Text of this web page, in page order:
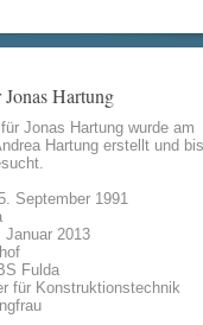
Hartung
Jonas Hartung wurde am
Hartung erstellt und
September 1991
Januar 2013
Fulda
für Konstruktionstechnik